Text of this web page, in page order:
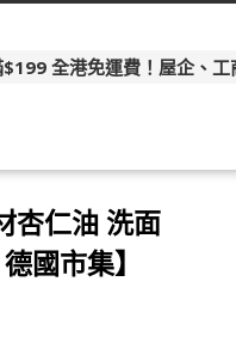
$199 全港免運費！屋企、工
杏仁油 洗面
國市集】